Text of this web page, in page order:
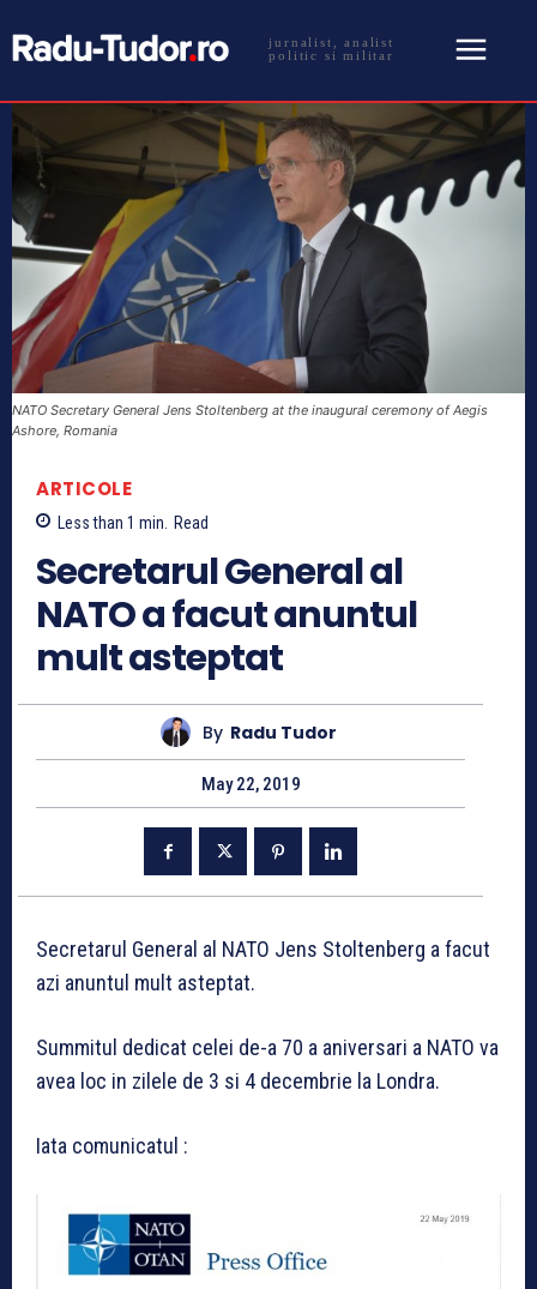
jurnalist, analist
politic si militar
NATO Secretary General Jens Stoltenberg at the inaugural ceremony of Aegis
Ashore, Romania
ARTICOLE
Less than 1 min. Read
Secretarul General al
NATO a facut anuntul
mult asteptat
By Radu Tudor
May 22, 2019
Secretarul General al NATO Jens Stoltenberg a facut
azi anuntul mult asteptat.
Summitul dedicat celei de-a 70 a aniversari a NATO va
avea loc in zilele de 3 si 4 decembrie la Londra.
Iata comunicatul :